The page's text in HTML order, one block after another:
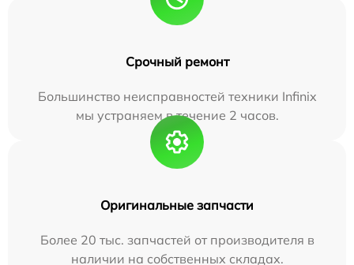
Срочный ремонт
Большинство неисправностей техники Infinix
мы устраняем в течение 2 часов.
Оригинальные запчасти
Более 20 тыс. запчастей от производителя в
наличии на собственных складах.